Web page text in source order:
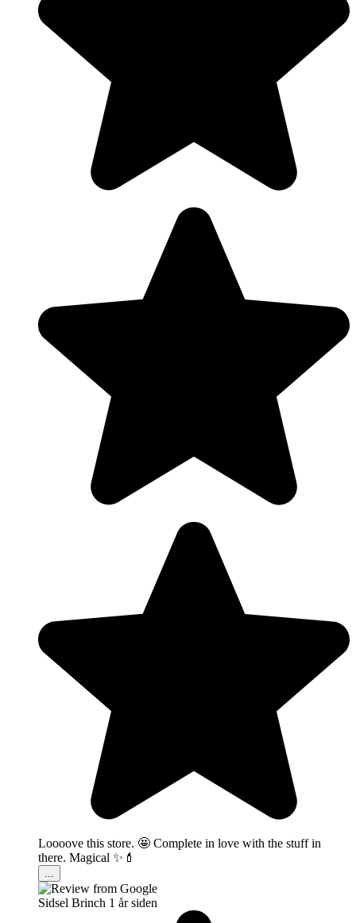
Loooove this store. 🤩 Complete in love with the stuff in
there. Magical ✨💄
...
Sidsel Brinch 1 år siden